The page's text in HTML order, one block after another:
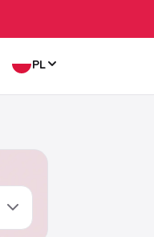
PL